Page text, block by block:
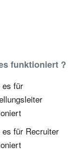
funktioniert ?
es für
es für Recruiter